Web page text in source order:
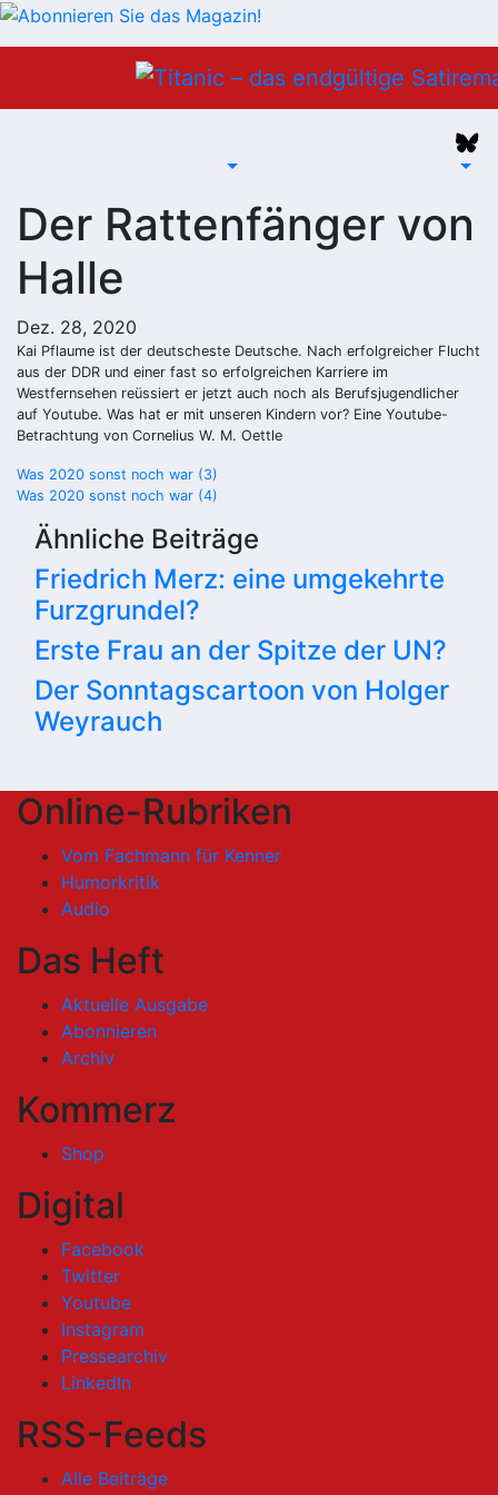
Der Rattenfänger von
Halle
Dez. 28, 2020
Kai Pflaume ist der deutscheste Deutsche. Nach erfolgreicher Flucht
aus der DDR und einer fast so erfolgreichen Karriere im
Westfernsehen reüssiert er jetzt auch noch als Berufsjugendlicher
auf Youtube. Was hat er mit unseren Kindern vor? Eine Youtube-
Betrachtung von Cornelius W. M. Oettle
Beitragsnavigation
Was 2020 sonst noch war (3)
Was 2020 sonst noch war (4)
Ähnliche Beiträge
Friedrich Merz: eine umgekehrte
Furzgrundel?
Erste Frau an der Spitze der UN?
Der Sonntagscartoon von Holger
Weyrauch
Online-Rubriken
Vom Fachmann für Kenner
Humorkritik
Audio
Das Heft
Aktuelle Ausgabe
Abonnieren
Archiv
Kommerz
Shop
Digital
Facebook
Twitter
Youtube
Instagram
Pressearchiv
LinkedIn
RSS-Feeds
Alle Beiträge